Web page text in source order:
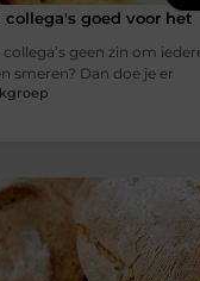
goed voor het
geen zin om
smeren? Dan doe je er